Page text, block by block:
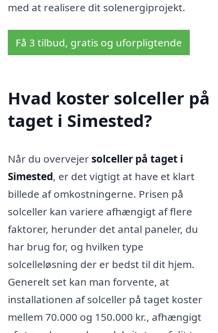
med at realisere dit solenergiprojekt.
Få 3 tilbud, gratis og uforpligtende
Hvad koster solceller på
taget i Simested?
Når du overvejer solceller på taget i
Simested, er det vigtigt at have et klart
billede af omkostningerne. Prisen på
solceller kan variere afhængigt af flere
faktorer, herunder det antal paneler, du
har brug for, og hvilken type
solcelleløsning der er bedst til dit hjem.
Generelt set kan man forvente, at
installationen af solceller på taget koster
mellem 70.000 og 150.000 kr., afhængigt